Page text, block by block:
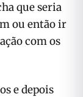
que seria
ou então ir
com os
e depois